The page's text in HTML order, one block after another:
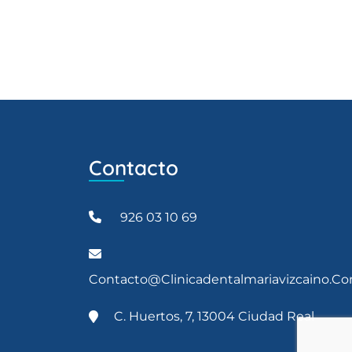
Contacto
926 03 10 69
C. Huertos, 7, 13004 Ciudad Real